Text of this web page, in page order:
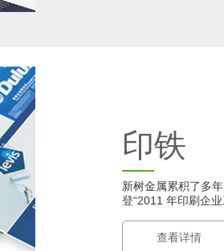
印铁
新树金属累积了多
登“2011 年印刷企
查看详情